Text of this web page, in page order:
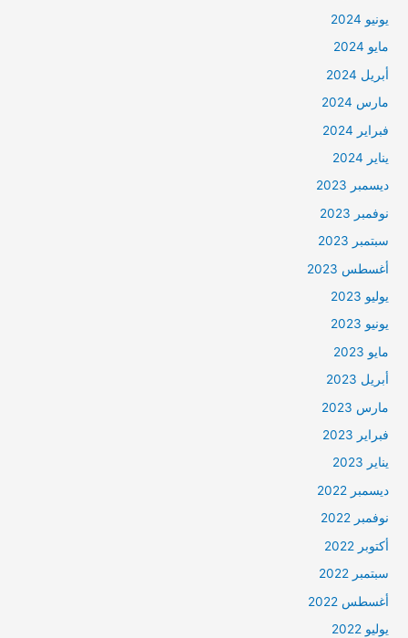
يونيو 2024
مايو 2024
أبريل 2024
مارس 2024
فبراير 2024
يناير 2024
ديسمبر 2023
نوفمبر 2023
سبتمبر 2023
أغسطس 2023
يوليو 2023
يونيو 2023
مايو 2023
أبريل 2023
مارس 2023
فبراير 2023
يناير 2023
ديسمبر 2022
نوفمبر 2022
أكتوبر 2022
سبتمبر 2022
أغسطس 2022
يوليو 2022